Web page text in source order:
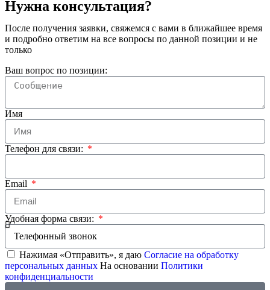
Нужна консультация?
После получения заявки, свяжемся с вами в ближайшее время
и подробно ответим на все вопросы по данной позиции и не
только
Ваш вопрос по позиции:
Имя
Телефон для связи:
Email
Удобная форма связи:
Нажимая «Отправить», я даю Согласие на обработку
персональных данных На основании Политики
конфиденциальности